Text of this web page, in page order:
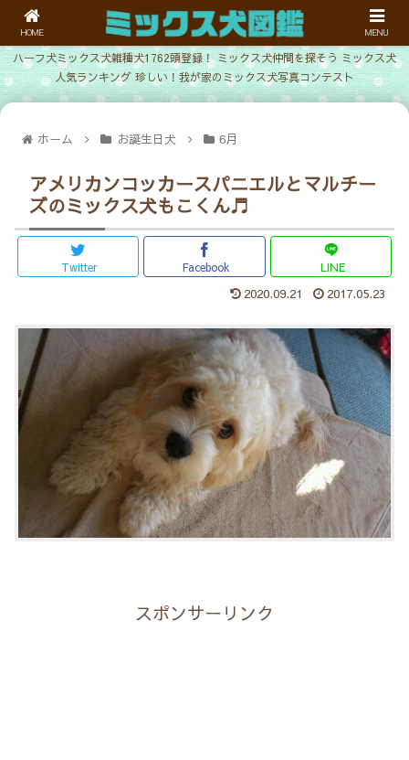
ハーフ犬ミックス犬雑種犬1762頭登録！ ミックス犬仲間を探そう ミックス犬
人気ランキング 珍しい！我が家のミックス犬写真コンテスト
ホーム お誕生日犬 6月
アメリカンコッカースパニエルとマルチー
ズのミックス犬もこくん♬
Twitter Facebook LINE
2020.09.21 2017.05.23
スポンサーリンク
HOME MENU